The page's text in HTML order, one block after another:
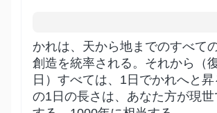
かれは、天から地までのすべて
創造を統率される。それから（
日）すべては、1日でかれへと
の1日の長さは、あなた方が現